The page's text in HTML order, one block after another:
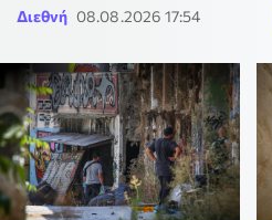
Διεθνή 08.08.2026 17:54